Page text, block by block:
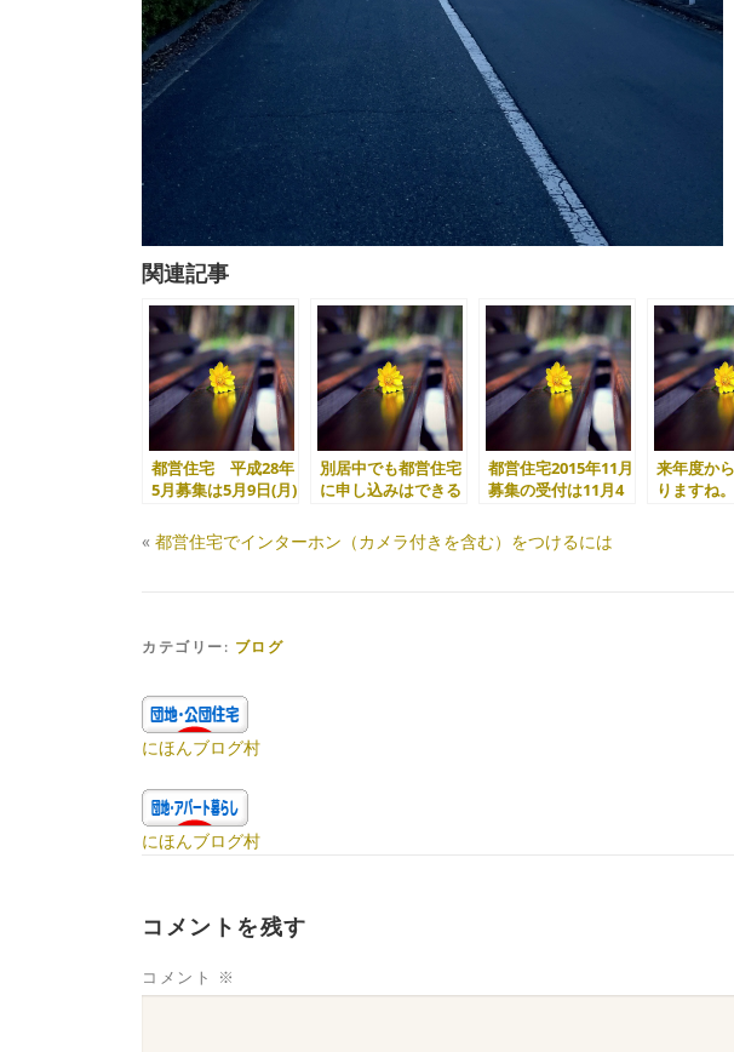
関連記事
都営住宅 平成28年
5月募集は5月9日(月)
別居中でも都営住宅
に申し込みはできる
都営住宅2015年11月
募集の受付は11月4
来年度か
りますね
« 都営住宅でインターホン（カメラ付きを含む）をつけるには
カテゴリー: ブログ
にほんブログ村
にほんブログ村
コメントを残す
コメント ※